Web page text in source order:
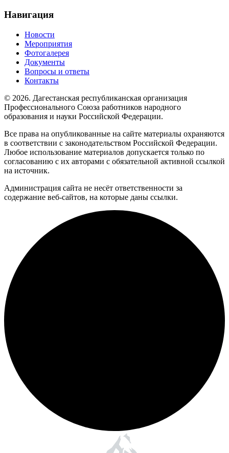
Навигация
Новости
Мероприятия
Фотогалерея
Документы
Вопросы и ответы
Контакты
© 2026. Дагестанская республиканская организация
Профессионального Союза работников народного
образования и науки Российской Федерации.
Все права на опубликованные на сайте материалы охраняются
в соответствии с законодательством Российской Федерации.
Любое использование материалов допускается только по
согласованию с их авторами с обязательной активной ссылкой
на источник.
Администрация сайта не несёт ответственности за
содержание веб-сайтов, на которые даны ссылки.